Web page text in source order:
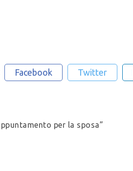
Facebook Twitter
per la sposa”